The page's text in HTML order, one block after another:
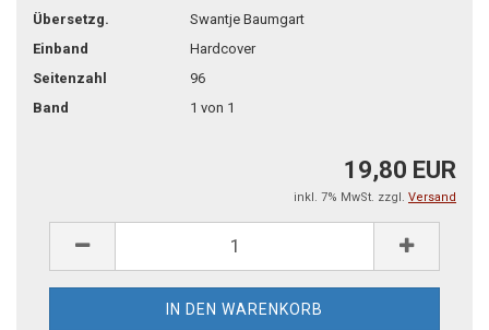
Übersetzg.
Swantje Baumgart
Einband
Hardcover
Seitenzahl
96
Band
1 von 1
19,80 EUR
inkl. 7% MwSt. zzgl. Versand